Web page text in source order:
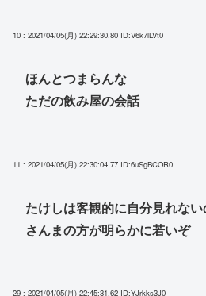
10 : 2021/04/05(月) 22:29:30.80 ID:V6k7lLVt0
ほんとつまらんな
ただの飲み屋の会話
11 : 2021/04/05(月) 22:30:04.77 ID:6uSgBCOR0
たけしは客観的に自分見れな
さんまの方が明らかに若いぞ
29 : 2021/04/05(月) 22:45:31.62 ID:YJrkks3J0